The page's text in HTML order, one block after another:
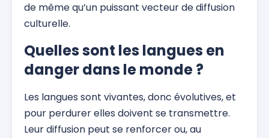
de même qu’un puissant vecteur de diffusion
culturelle.
Quelles sont les langues en
danger dans le monde ?
Les langues sont vivantes, donc évolutives, et
pour perdurer elles doivent se transmettre.
Leur diffusion peut se renforcer ou, au